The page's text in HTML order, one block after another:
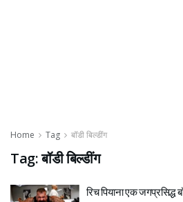
Home Tag बॉडी बिल्डींग
Tag:बॉडी बिल्डींग
रिच पियाना एक जगप्रसिद्ध